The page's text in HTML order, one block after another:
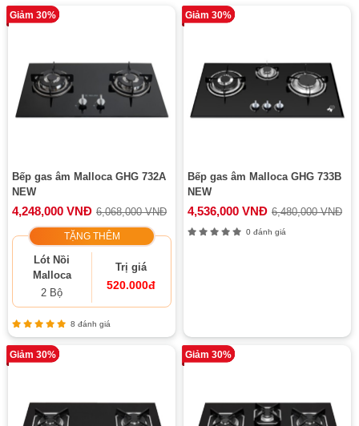
Giảm 30%
Bếp gas âm Malloca GHG 732A
NEW
4,248,000 VNĐ 6,068,000 VNĐ
TẶNG THÊM
Lót Nồi
Malloca
2 Bộ
Trị giá
520.000đ
8 đánh giá
Giảm 30%
Bếp gas âm Malloca GHG 733B
NEW
4,536,000 VNĐ 6,480,000 VNĐ
0 đánh giá
Giảm 30% Giảm 30%